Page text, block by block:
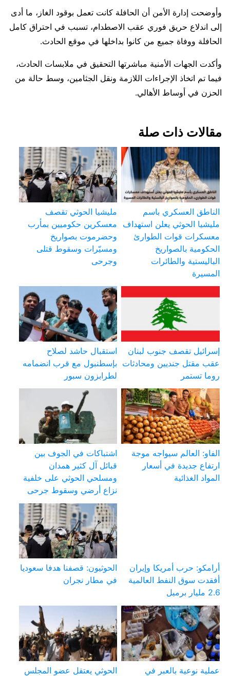
وأوضحت إدارة الأمن أن الحافلة كانت تعمل بوقود الغاز، ما أدى
إلى اندلاع حريق فوري عقب الاصطدام، تسبب في احتراق كامل
الحافلة ووفاة جميع من كانوا بداخلها في موقع الحادث.
وأكدت الجهات الأمنية مباشرتها التحقيق في ملابسات الحادث،
فيما تم اتخاذ الإجراءات اللازمة ونقل الجثامين، وسط حالة من
الحزن في أوساط الأهالي.
مقالات ذات صلة
الناطق العسكري باسم
مليشيا الحوثي يعلن استهداف
معسكرات قوات الطوارئ
الحكومية بالصواريخ
الباليستية والطائرات
المسيرة
مليشيا الحوثي تقصف
معسكرين حكوميين بمأرب
وحضرموت بصواريخ
ومسيّرات وسقوط قتلى
وجرحى
إسرائيل تقصف جنوب لبنان
عقب مقتل جنديين ومحادثات
روما تستمر
استقبال حاشد لصلاح
بإسطنبول مع قرب انضمامه
لطرابزون سبور
الفاو: العالم سيواجه موجة
ارتفاع جديدة في أسعار
المواد الغذائية
اشتباكات في الجوف بين
قبائل آل كثير همدان
ومسلحي الحوثي على خلفية
نزاع أرضي وسقوط جرحى
أرامكو: حرب أمريكا وإيران
أفقدت سوق النفط العالمية
2.6 مليار برميل
الحوثيون: قصفنا هدفا سعوديا
في مطار نجران
عملية نوعية بالعبر في
الحوثي يعتقل عضو المجلس